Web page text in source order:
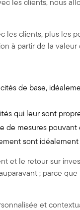
les clients, nous
les clients, plus
à partir de la
de base,
qui leur sont
de mesures
sont
et le retour sur
; parce
et